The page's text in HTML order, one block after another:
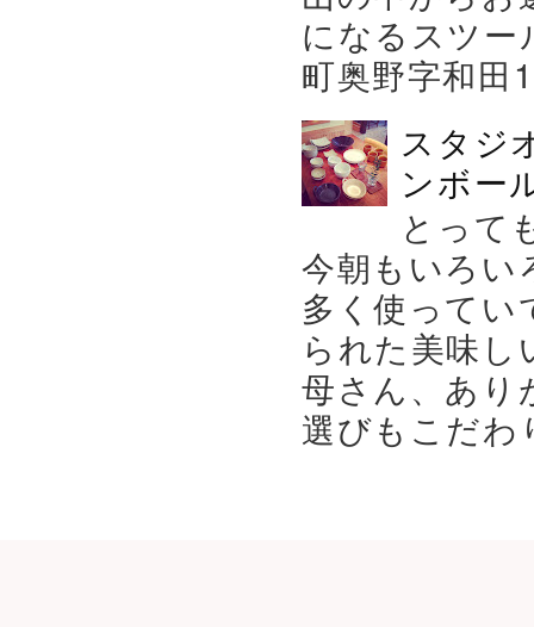
になるスツー
町奥野字和
スタジ
ンボー
とって
今朝もいろい
多く使ってい
られた美味
母さん、あり
選びもこだ